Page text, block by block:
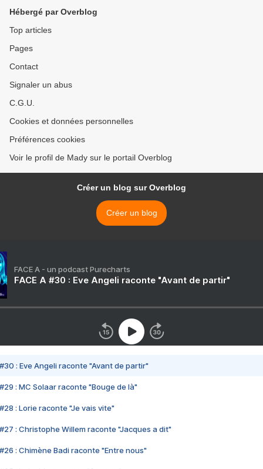
Hébergé par Overblog
Top articles
Pages
Contact
Signaler un abus
C.G.U.
Cookies et données personnelles
Préférences cookies
Voir le profil de Mady sur le portail Overblog
Créer un blog sur Overblog
Créer un blog
FACE A - un podcast Purecharts
FACE A #30 : Eve Angeli raconte "Avant de partir"
#30 : Eve Angeli raconte "Avant de partir"
#29 : MC Solaar raconte "Bouge de là"
#28 : Lorie raconte "Je vais vite"
#27 : Christophe Willem raconte "Jacques a dit"
#26 : Chimène Badi raconte "Entre nous"